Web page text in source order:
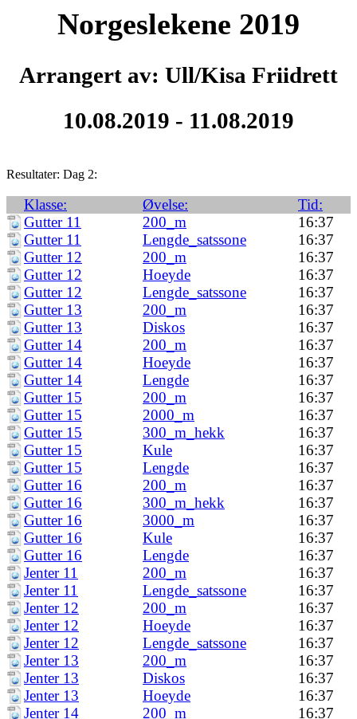
Norgeslekene 2019
Arrangert av: Ull/Kisa Friidrett
10.08.2019 - 11.08.2019
Resultater: Dag 2:
Klasse: Øvelse:
Tid:
Gutter 11
200_m
16:37
Gutter 11
Lengde_satssone
16:37
Gutter 12
200_m
16:37
Gutter 12
Hoeyde
16:37
Gutter 12
Lengde_satssone
16:37
Gutter 13
200_m
16:37
Gutter 13
Diskos
16:37
Gutter 14
200_m
16:37
Gutter 14
Hoeyde
16:37
Gutter 14
Lengde
16:37
Gutter 15
200_m
16:37
Gutter 15
2000_m
16:37
Gutter 15
300_m_hekk
16:37
Gutter 15
Kule
16:37
Gutter 15
Lengde
16:37
Gutter 16
200_m
16:37
Gutter 16
300_m_hekk
16:37
Gutter 16
3000_m
16:37
Gutter 16
Kule
16:37
Gutter 16
Lengde
16:37
Jenter 11
200_m
16:37
Jenter 11
Lengde_satssone
16:37
Jenter 12
200_m
16:37
Jenter 12
Hoeyde
16:37
Jenter 12
Lengde_satssone
16:37
Jenter 13
200_m
16:37
Jenter 13
Diskos
16:37
Jenter 13
Hoeyde
16:37
Jenter 14
200_m
16:37